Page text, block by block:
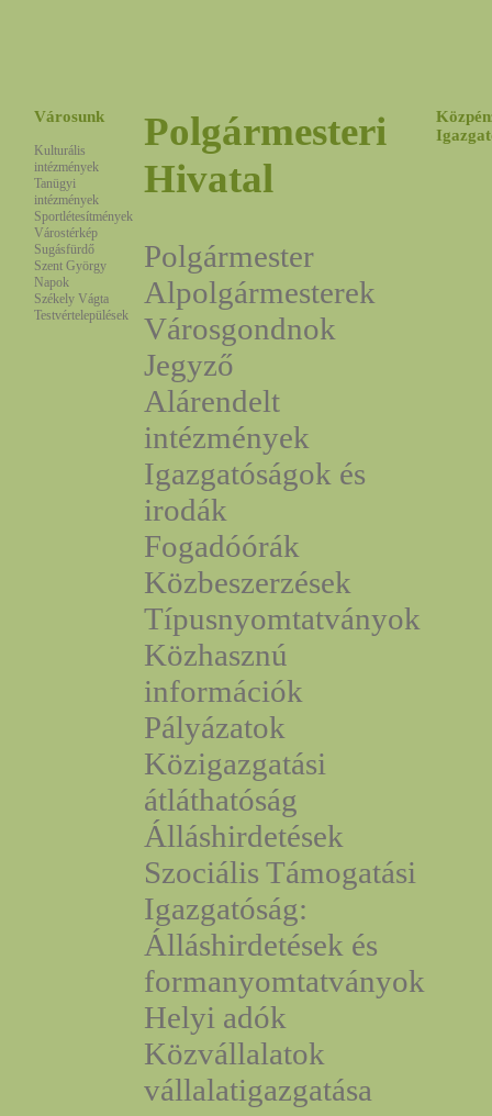
Városunk
Kulturális
intézmények
Tanügyi
intézmények
Sportlétesítmények
Várostérkép
Sugásfürdő
Szent György
Napok
Székely Vágta
Testvértelepülések
Polgármesteri
Hivatal
Polgármester
Alpolgármesterek
Városgondnok
Jegyző
Alárendelt
intézmények
Igazgatóságok és
irodák
Fogadóórák
Közbeszerzések
Típusnyomtatványok
Közhasznú
információk
Pályázatok
Közigazgatási
átláthatóság
Álláshirdetések
Szociális Támogatási
Igazgatóság:
Álláshirdetések és
formanyomtatványok
Helyi adók
Közvállalatok
vállalatigazgatása